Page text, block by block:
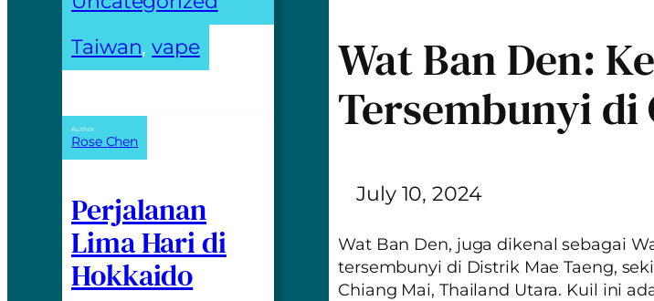
Taiwan, vape
Author:
Rose Chen
Perjalanan
Lima Hari di
Hokkaido
Wat Ban Den:
Tersembunyi di
July 10, 2024
Wat Ban Den, juga dikenal sebagai
tersembunyi di Distrik Mae Taeng,
Chiang Mai, Thailand Utara. Kuil ini